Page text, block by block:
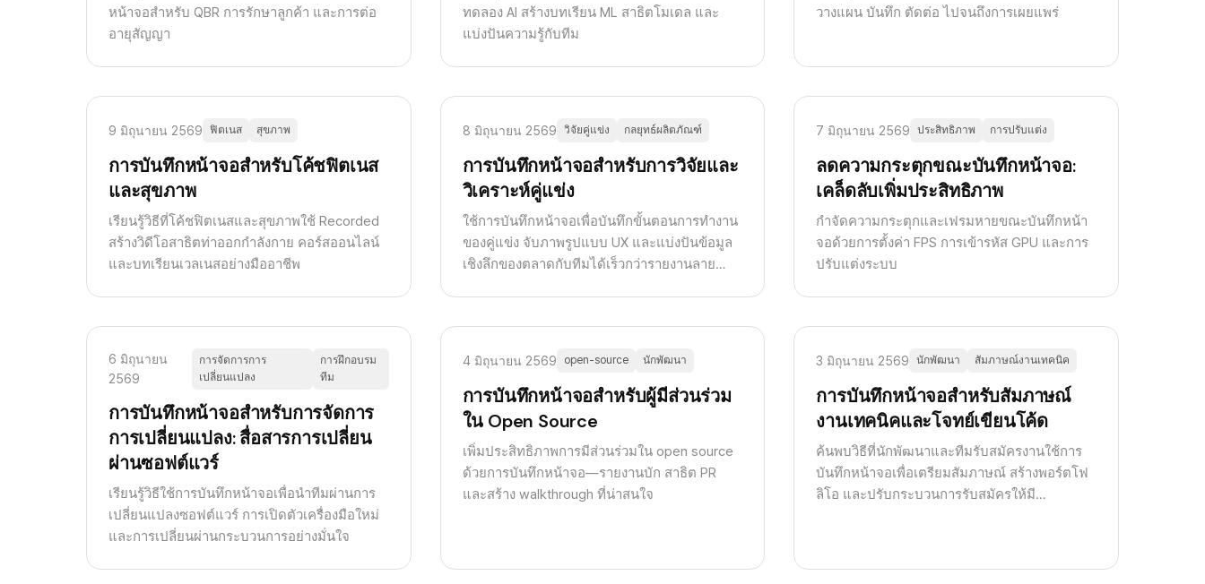
หน้าจอสำหรับ QBR การรักษาลูกค้า และการต่อ
อายุสัญญา
ทดลอง AI สร้างบทเรียน ML สาธิตโมเดล และ
แบ่งปันความรู้กับทีม
วางแผน บันทึก ตัดต่อ ไปจนถึงการเผยแพร่
9 มิถุนายน 2569 ฟิตเนส สุขภาพ
การบันทึกหน้าจอสำหรับโค้ชฟิตเนส
และสุขภาพ
เรียนรู้วิธีที่โค้ชฟิตเนสและสุขภาพใช้ Recorded
สร้างวิดีโอสาธิตท่าออกกำลังกาย คอร์สออนไลน์
และบทเรียนเวลเนสอย่างมืออาชีพ
8 มิถุนายน 2569 วิจัยคู่แข่ง กลยุทธ์ผลิตภัณฑ์
การบันทึกหน้าจอสำหรับการวิจัยและ
วิเคราะห์คู่แข่ง
ใช้การบันทึกหน้าจอเพื่อบันทึกขั้นตอนการทำงาน
ของคู่แข่ง จับภาพรูปแบบ UX และแบ่งปันข้อมูล
เชิงลึกของตลาดกับทีมได้เร็วกว่ารายงานลาย
7 มิถุนายน 2569 ประสิทธิภาพ การปรับแต่ง
ลดความกระตุกขณะบันทึกหน้าจอ:
เคล็ดลับเพิ่มประสิทธิภาพ
กำจัดความกระตุกและเฟรมหายขณะบันทึกหน้า
จอด้วยการตั้งค่า FPS การเข้ารหัส GPU และการ
ปรับแต่งระบบ
6 มิถุนายน
2569
การจัดการการ
เปลี่ยนแปลง
การฝึกอบรม
ทีม
การบันทึกหน้าจอสำหรับการจัดการ
การเปลี่ยนแปลง: สื่อสารการเปลี่ยน
ผ่านซอฟต์แวร์
เรียนรู้วิธีใช้การบันทึกหน้าจอเพื่อนำทีมผ่านการ
เปลี่ยนแปลงซอฟต์แวร์ การเปิดตัวเครื่องมือใหม่
และการเปลี่ยนผ่านกระบวนการอย่างมั่นใจ
4 มิถุนายน 2569 open-source นักพัฒนา
การบันทึกหน้าจอสำหรับผู้มีส่วนร่วม
ใน Open Source
เพิ่มประสิทธิภาพการมีส่วนร่วมใน open source
ด้วยการบันทึกหน้าจอ—รายงานบัก สาธิต PR
และสร้าง walkthrough ที่น่าสนใจ
3 มิถุนายน 2569 นักพัฒนา สัมภาษณ์งานเทคนิค
การบันทึกหน้าจอสำหรับสัมภาษณ์
งานเทคนิคและโจทย์เขียนโค้ด
ค้นพบวิธีที่นักพัฒนาและทีมรับสมัครงานใช้การ
บันทึกหน้าจอเพื่อเตรียมสัมภาษณ์ สร้างพอร์ตโฟ
ลิโอ และปรับกระบวนการรับสมัครให้มี